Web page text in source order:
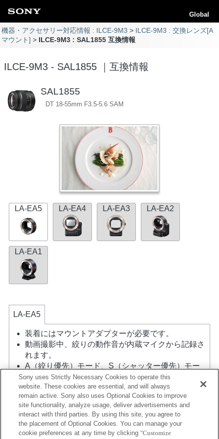
Global
機器・アクセサリー対応情報 : ILCE-9M3
ILCE-9M3 : 交換レンズ[A
マウント]
ILCE-9M3 : SAL1855 互換情報
ILCE-9M3 - SAL1855 ｜互換情報
SAL1855
DT 18-55mm F3.5-5.6 SAM
LA-EA5 LA-EA4 LA-EA3 LA-EA2
LA-EA1
LA-EA5
装着にはマウントアダプターが必要です。
動画撮影中、絞りの動作音が内蔵マイクから記録さ
れます。
A（絞り優先）モード、S（シャッター優先）モー
ド、M（マニュアル）モード時以外では、動画撮影
中にシャッタースピードや絞りの設定ができませ
ん。
APS-Cサイズに切りだされた画角になります。
マウントアダプターを使用して「Aマウントレン
ズ」を装着した場合には、ピントリングを回しても
Sony uses Strictly Necessary Cookies to operate this
website. These cookies are essential, and will always
remain active. Sony also uses Optional Cookies to improve
site functionality, analyze usage, deliver advertisements and
interact with third parties. By using this site, you agree to
the placement of Optional Cookies. You can manage your
cookie preferences at any time by clicking "Customize